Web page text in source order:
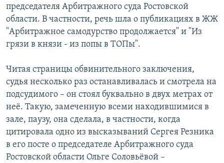
председателя Арбитражного суда Ростовской
области. В частности, речь шла о публикациях в ЖЖ
"Арбитражное самодурство продолжается" и "Из
грязи в князи - из попы в ТОПы".
Читая страницы обвинительного заключения,
судья несколько раз останавливалась и смотрела на
подсудимого – он стоял буквально в двух метрах от
неё. Такую, замеченную всеми находившимися в
зале, паузу, она сделала, в частности, когда
цитировала одно из высказываний Сергея Резника
в его посте о председателе Арбитражного суда
Ростовской области Ольге Соловьёвой –